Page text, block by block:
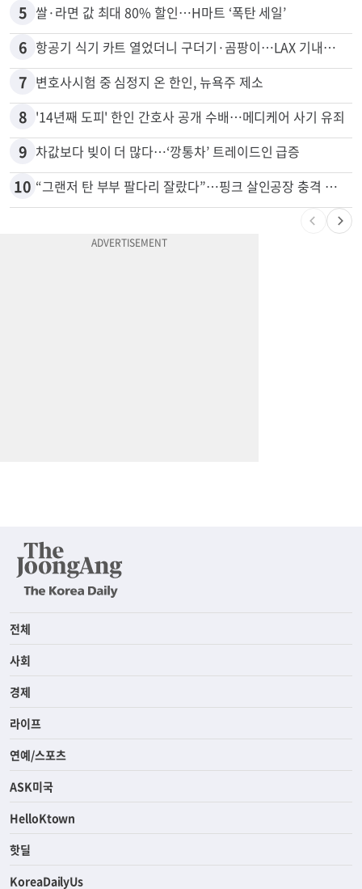
5 쌀·라면 값 최대 80% 할인…H마트 ‘폭탄 세일’
6 항공기 식기 카트 열었더니 구더기·곰팡이…LAX 기내식 업체 논란
7 변호사시험 중 심정지 온 한인, 뉴욕주 제소
8 '14년째 도피' 한인 간호사 공개 수배…메디케어 사기 유죄
9 차값보다 빚이 더 많다…‘깡통차’ 트레이드인 급증
10 “그랜저 탄 부부 팔다리 잘랐다”…핑크 살인공장 충격 실체
전체
사회
경제
라이프
연예/스포츠
ASK미국
HelloKtown
핫딜
KoreaDailyUs